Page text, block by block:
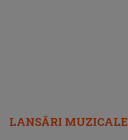
LANSĂRI MUZICALE